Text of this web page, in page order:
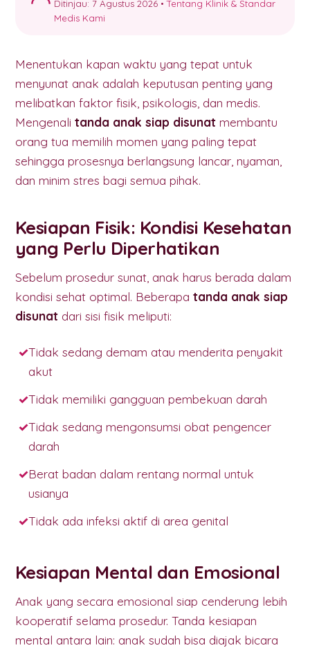
Ditinjau: 7 Agustus 2026 •Tentang Klinik & Standar
Medis Kami
Menentukan kapan waktu yang tepat untuk
menyunat anak adalah keputusan penting yang
melibatkan faktor fisik, psikologis, dan medis.
Mengenali tanda anak siap disunat membantu
orang tua memilih momen yang paling tepat
sehingga prosesnya berlangsung lancar, nyaman,
dan minim stres bagi semua pihak.
Kesiapan Fisik: Kondisi Kesehatan
yang Perlu Diperhatikan
Sebelum prosedur sunat, anak harus berada dalam
kondisi sehat optimal. Beberapa tanda anak siap
disunat dari sisi fisik meliputi:
Tidak sedang demam atau menderita penyakit
akut
Tidak memiliki gangguan pembekuan darah
Tidak sedang mengonsumsi obat pengencer
darah
Berat badan dalam rentang normal untuk
usianya
Tidak ada infeksi aktif di area genital
Kesiapan Mental dan Emosional
Anak yang secara emosional siap cenderung lebih
kooperatif selama prosedur. Tanda kesiapan
mental antara lain: anak sudah bisa diajak bicara